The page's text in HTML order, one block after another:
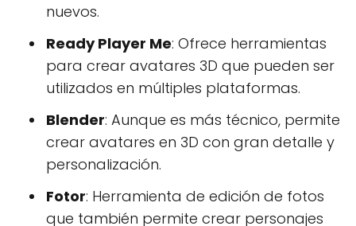
nuevos.
Ready Player Me: Ofrece herramientas
para crear avatares 3D que pueden ser
utilizados en múltiples plataformas.
Blender: Aunque es más técnico, permite
crear avatares en 3D con gran detalle y
personalización.
Fotor: Herramienta de edición de fotos
que también permite crear personajes